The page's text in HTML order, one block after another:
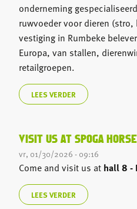
onderneming
ruwvoeder voor dieren
vestiging in Rumbeke
Europa, van stallen,
retailgroepen.
LEES VERDER
VISIT US AT SPOGA
vr, 01/30/2026 - 09:16
Come and visit us at hall 8 -
LEES VERDER